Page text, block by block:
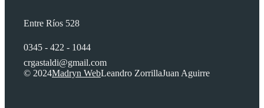
Entre Ríos 528
0345 - 422 - 1044
crgastaldi@gmail.com
© 2024Madryn WebLeandro ZorrillaJuan Aguirre